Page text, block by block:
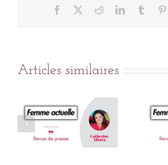
Facebook RedditLinkedInTumblr
Articles similaires